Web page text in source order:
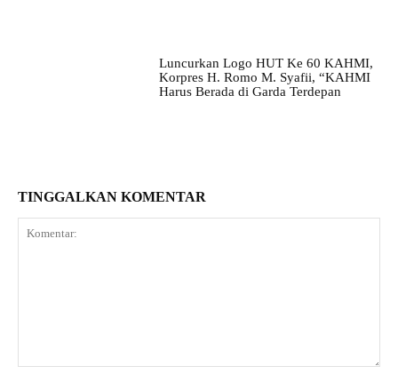
Luncurkan Logo HUT Ke 60 KAHMI,
Korpres H. Romo M. Syafii, “KAHMI
Harus Berada di Garda Terdepan
TINGGALKAN KOMENTAR